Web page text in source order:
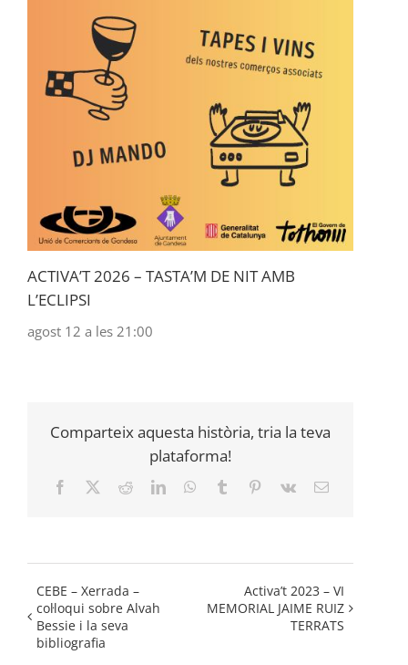
ACTIVA’T 2026 – TASTA’M DE NIT AMB
L’ECLIPSI
agost 12 a les 21:00
Comparteix aquesta història, tria la teva
plataforma!
Facebook RedditLinkedInWhatsApp
Tumblr Pinterest
Vk Email:
CEBE – Xerrada –
col·loqui sobre Alvah
Bessie i la seva
bibliografia
Activa’t 2023 – VI
MEMORIAL JAIME RUIZ
TERRATS